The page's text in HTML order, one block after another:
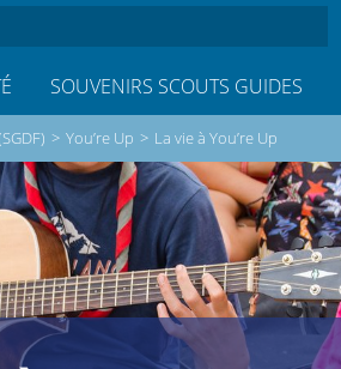
SOUVENIRS SCOUTS GUIDES
> You’re Up > La vie à You’re Up